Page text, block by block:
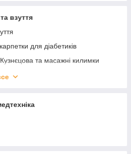
БАЛЬЗАМІ
взуття
для діабетиків
та масажні килимки
міжпальцеві перегородки
взуття для дітей